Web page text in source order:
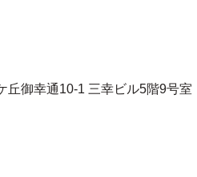
丘御幸通10-1 三幸ビル5階9号室